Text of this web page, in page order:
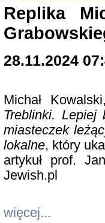
Replika
28.11.2024
Michał
Treblinki. Lepiej
miasteczek
lokalne, który
artykuł prof.
Jewish.pl
więcej...